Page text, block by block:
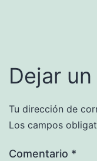
Dejar
Tu dirección de
Los campos
Comentario *